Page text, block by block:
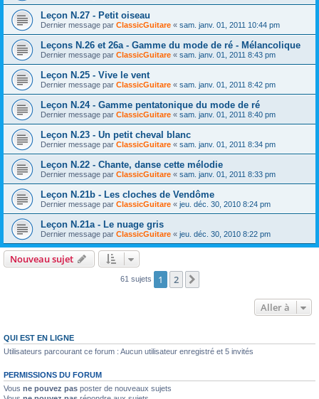
Leçon N.27 - Petit oiseau
Dernier message par ClassicGuitare « sam. janv. 01, 2011 10:44 pm
Leçons N.26 et 26a - Gamme du mode de ré - Mélancolique
Dernier message par ClassicGuitare « sam. janv. 01, 2011 8:43 pm
Leçon N.25 - Vive le vent
Dernier message par ClassicGuitare « sam. janv. 01, 2011 8:42 pm
Leçon N.24 - Gamme pentatonique du mode de ré
Dernier message par ClassicGuitare « sam. janv. 01, 2011 8:40 pm
Leçon N.23 - Un petit cheval blanc
Dernier message par ClassicGuitare « sam. janv. 01, 2011 8:34 pm
Leçon N.22 - Chante, danse cette mélodie
Dernier message par ClassicGuitare « sam. janv. 01, 2011 8:33 pm
Leçon N.21b - Les cloches de Vendôme
Dernier message par ClassicGuitare « jeu. déc. 30, 2010 8:24 pm
Leçon N.21a - Le nuage gris
Dernier message par ClassicGuitare « jeu. déc. 30, 2010 8:22 pm
Nouveau sujet
61 sujets 1 2
Aller à
QUI EST EN LIGNE
Utilisateurs parcourant ce forum : Aucun utilisateur enregistré et 5 invités
PERMISSIONS DU FORUM
Vous ne pouvez pas poster de nouveaux sujets